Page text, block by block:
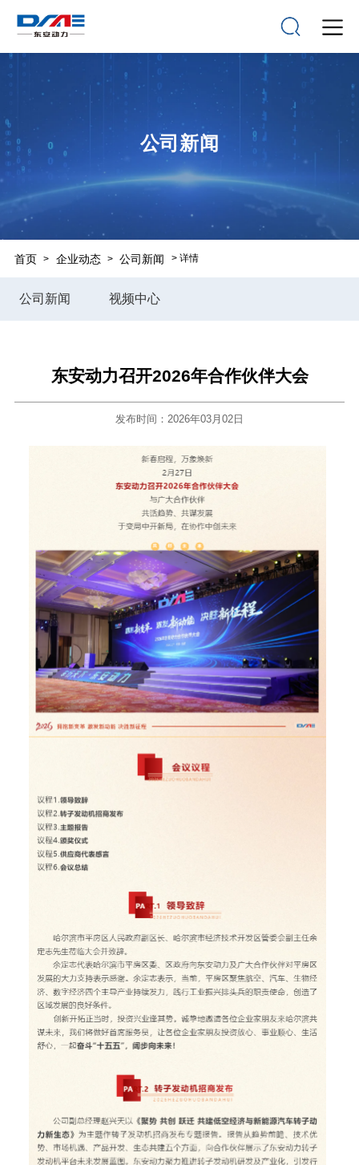
公司新闻
首页 > 企业动态 > 公司新闻 > 详情
公司新闻 视频中心
东安动力召开2026年合作伙伴大会
发布时间：2026年03月02日